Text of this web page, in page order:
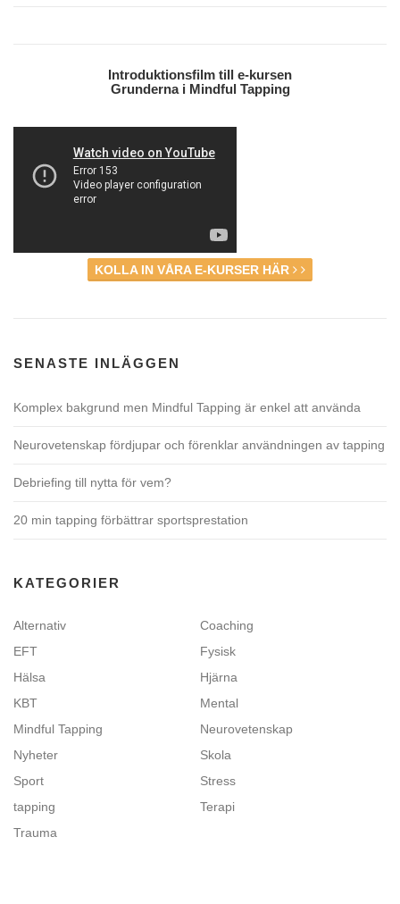
Introduktionsfilm till e-kursen
Grunderna i Mindful Tapping
KOLLA IN VÅRA E-KURSER HÄR
SENASTE INLÄGGEN
Komplex bakgrund men Mindful Tapping är enkel att använda
Neurovetenskap fördjupar och förenklar användningen av tapping
Debriefing till nytta för vem?
20 min tapping förbättrar sportsprestation
KATEGORIER
Alternativ
Coaching
EFT
Fysisk
Hälsa
Hjärna
KBT
Mental
Mindful Tapping
Neurovetenskap
Nyheter
Skola
Sport
Stress
tapping
Terapi
Trauma